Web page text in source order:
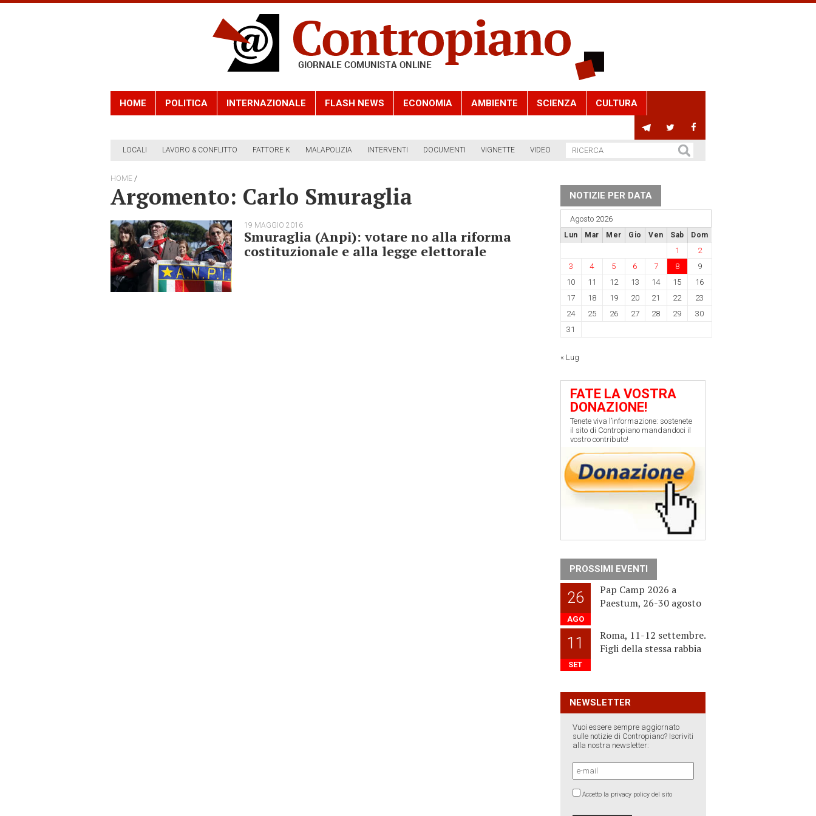
HOME POLITICA INTERNAZIONALE FLASH NEWS ECONOMIA AMBIENTE SCIENZA CULTURA
LOCALI LAVORO & CONFLITTO FATTORE K MALAPOLIZIA INTERVENTI DOCUMENTI VIGNETTE VIDEO
HOME /
Argomento: Carlo Smuraglia
19 MAGGIO 2016
Smuraglia (Anpi): votare no alla riforma
costituzionale e alla legge elettorale
NOTIZIE PER DATA
Agosto 2026
Lun Mar Mer Gio Ven Sab Dom
1
2
3
4 5 6 7 8
9
10
11 12 13 14 15
16
17
18 19 20 21 22
23
24
25 26 27 28 29
30
31
« Lug
FATE LA VOSTRA
DONAZIONE!
Tenete viva l’informazione: sostenete
il sito di Contropiano mandandoci il
vostro contributo!
PROSSIMI EVENTI
26
AGO
Pap Camp 2026 a
Paestum, 26-30 agosto
11
SET
Roma, 11-12 settembre.
Figli della stessa rabbia
NEWSLETTER
Vuoi essere sempre aggiornato
sulle notizie di Contropiano? Iscriviti
alla nostra newsletter:
Accetto la privacy policy del sito